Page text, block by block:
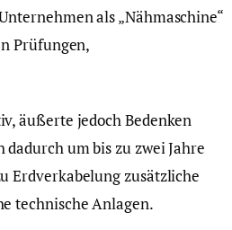
als „Nähmaschine“
Prüfungen,
äußerte jedoch Bedenken
um bis zu zwei Jahre
Erdverkabelung zusätzliche
technische Anlagen.